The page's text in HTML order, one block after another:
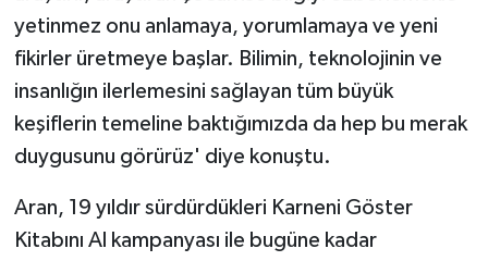
yetinmez onu anlamaya, yorumlamaya ve yeni
fikirler üretmeye başlar. Bilimin, teknolojinin ve
insanlığın ilerlemesini sağlayan tüm büyük
keşiflerin temeline baktığımızda da hep bu merak
duygusunu görürüz' diye konuştu.
Aran, 19 yıldır sürdürdükleri Karneni Göster
Kitabını Al kampanyası ile bugüne kadar